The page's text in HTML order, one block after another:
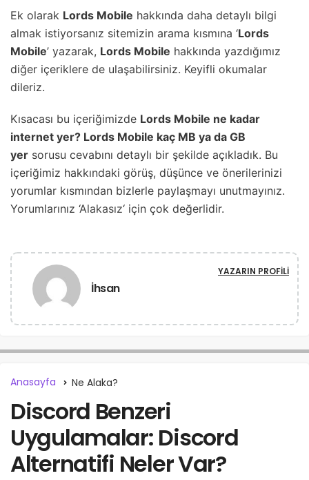
Ek olarak Lords Mobile hakkında daha detaylı bilgi
almak istiyorsanız sitemizin arama kısmına ‘Lords
Mobile’ yazarak, Lords Mobile hakkında yazdığımız
diğer içeriklere de ulaşabilirsiniz. Keyifli okumalar
dileriz.
Kısacası bu içeriğimizde Lords Mobile ne kadar
internet yer? Lords Mobile kaç MB ya da GB
yer sorusu cevabını detaylı bir şekilde açıkladık. Bu
içeriğimiz hakkındaki görüş, düşünce ve önerilerinizi
yorumlar kısmından bizlerle paylaşmayı unutmayınız.
Yorumlarınız ‘Alakasız‘ için çok değerlidir.
İhsan
YAZARIN PROFILI
Anasayfa Ne Alaka?
Discord Benzeri
Uygulamalar: Discord
Alternatifi Neler Var?